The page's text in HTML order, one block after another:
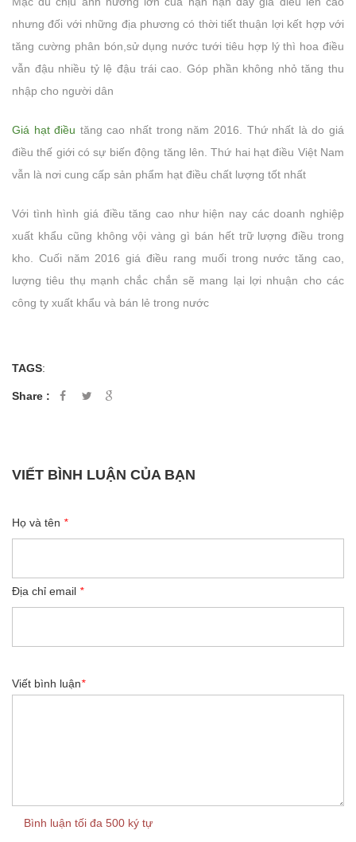
nhưng đối với những địa phương có thời tiết thuận lợi kết hợp với
tăng cường phân bón,sử dụng nước tưới tiêu hợp lý thì hoa điều
vẫn đậu nhiều tỷ lệ đậu trái cao. Góp phần không nhỏ tăng thu
nhập cho người dân
Giá hạt điều tăng cao nhất trong năm 2016. Thứ nhất là do giá
điều thế giới có sự biến động tăng lên. Thứ hai hạt điều Việt Nam
vẫn là nơi cung cấp sản phẩm hạt điều chất lượng tốt nhất
Với tình hình giá điều tăng cao như hiện nay các doanh nghiệp
xuất khẩu cũng không vội vàng gì bán hết trữ lượng điều trong
kho. Cuối năm 2016 giá điều rang muối trong nước tăng cao,
lượng tiêu thụ mạnh chắc chắn sẽ mang lại lợi nhuận cho các
công ty xuất khẩu và bán lẻ trong nước
TAGS:
Share :
VIẾT BÌNH LUẬN CỦA BẠN
Họ và tên *
Địa chỉ email *
Viết bình luận*
Bình luận tối đa 500 ký tự